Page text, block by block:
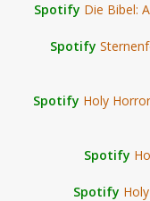
Spotify Die Bibel:
Spotify
Spotify Holy
Spotify
Spotify